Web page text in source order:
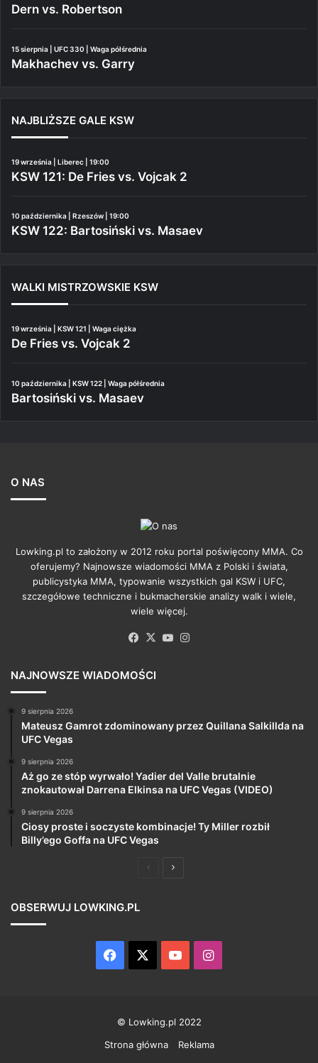
Dern vs. Robertson
15 sierpnia | UFC 330 | Waga półśrednia
Makhachev vs. Garry
NAJBLIŻSZE GALE KSW
19 września | Liberec | 19:00
KSW 121: De Fries vs. Vojcak 2
10 października | Rzeszów | 19:00
KSW 122: Bartosiński vs. Masaev
WALKI MISTRZOWSKIE KSW
19 września | KSW 121 | Waga ciężka
De Fries vs. Vojcak 2
10 października | KSW 122 | Waga półśrednia
Bartosiński vs. Masaev
O NAS
Lowking.pl to założony w 2012 roku portal poświęcony MMA. Co
oferujemy? Najnowsze wiadomości MMA z Polski i świata,
publicystyka MMA, typowanie wszystkich gal KSW i UFC,
szczegółowe techniczne i bukmacherskie analizy walk i wiele,
wiele więcej.
Facebook
X YouTube
NAJNOWSZE WIADOMOŚCI
9 sierpnia 2026
Mateusz Gamrot zdominowany przez Quillana Salkillda na
UFC Vegas
9 sierpnia 2026
Aż go ze stóp wyrwało! Yadier del Valle brutalnie
znokautował Darrena Elkinsa na UFC Vegas (VIDEO)
9 sierpnia 2026
Ciosy proste i soczyste kombinacje! Ty Miller rozbił
Billy’ego Goffa na UFC Vegas
PoprzedniaNastępna
OBSERWUJ LOWKING.PL
Facebook YouTubeInstagram
© Lowking.pl 2022
Strona główna
Reklama